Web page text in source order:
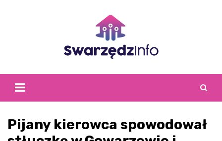
Pijany kierowca spowodował